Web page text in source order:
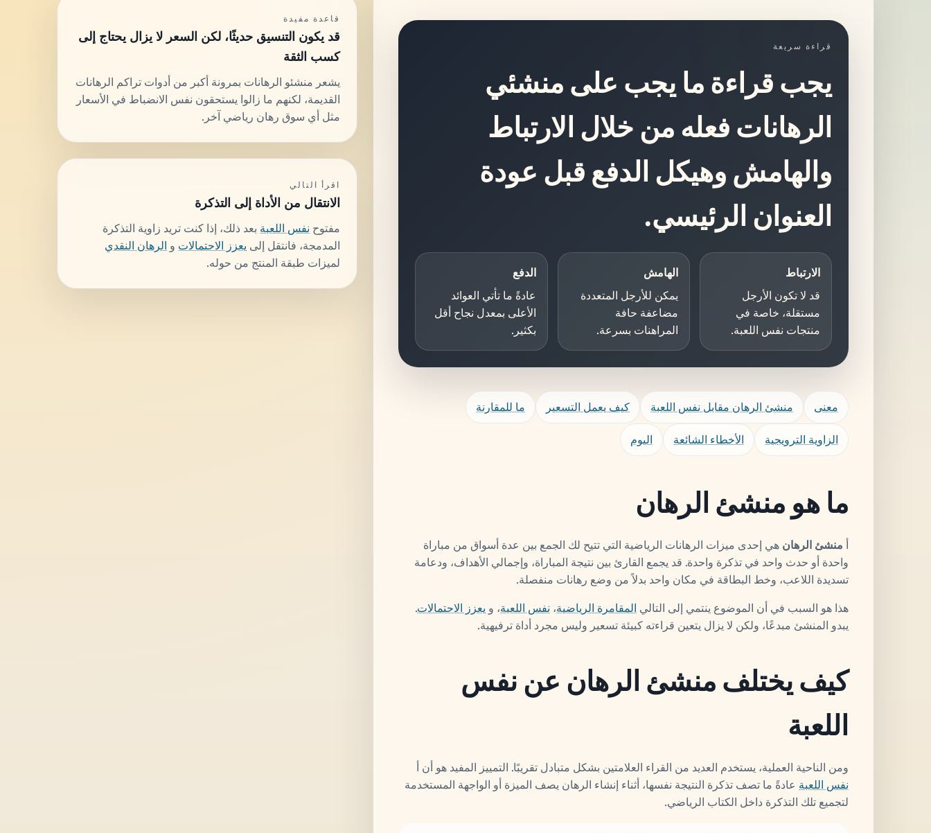
قراءة سريعة
يجب قراءة ما يجب على منشئي
الرهانات فعله من خلال الارتباط
والهامش وهيكل الدفع قبل عودة
العنوان الرئيسي.
الارتباط
قد لا تكون الأرجل
مستقلة، خاصة في
منتجات نفس اللعبة.
الهامش
يمكن للأرجل المتعددة
مضاعفة حافة
المراهنات بسرعة.
الدفع
عادةً ما تأتي العوائد
الأعلى بمعدل نجاح أقل
بكثير.
معنى منشئ الرهان مقابل نفس اللعبة كيف يعمل التسعير ما للمقارنة
الزاوية الترويجية الأخطاء الشائعة اليوم
ما هو منشئ الرهان
أ منشئ الرهان هي إحدى ميزات الرهانات الرياضية التي تتيح لك الجمع بين عدة أسواق من مباراة
واحدة أو حدث واحد في تذكرة واحدة. قد يجمع القارئ بين نتيجة المباراة، وإجمالي الأهداف، ودعامة
تسديدة اللاعب، وخط البطاقة في مكان واحد بدلاً من وضع رهانات منفصلة.
هذا هو السبب في أن الموضوع ينتمي إلى التالي المقامرة الرياضية، نفس اللعبة، و يعزز الاحتمالات.
يبدو المنشئ مبدعًا، ولكن لا يزال يتعين قراءته كبيئة تسعير وليس مجرد أداة ترفيهية.
كيف يختلف منشئ الرهان عن نفس
اللعبة
ومن الناحية العملية، يستخدم العديد من القراء العلامتين بشكل متبادل تقريبًا. التمييز المفيد هو أن أ
نفس اللعبة عادةً ما تصف تذكرة النتيجة نفسها، أثناء إنشاء الرهان يصف الميزة أو الواجهة المستخدمة
لتجميع تلك التذكرة داخل الكتاب الرياضي.
قاعدة مفيدة
قد يكون التنسيق حديثًا، لكن السعر لا يزال يحتاج إلى
كسب الثقة
يشعر منشئو الرهانات بمرونة أكبر من أدوات تراكم الرهانات
القديمة، لكنهم ما زالوا يستحقون نفس الانضباط في الأسعار
مثل أي سوق رهان رياضي آخر.
اقرأ التالي
الانتقال من الأداة إلى التذكرة
مفتوح نفس اللعبة بعد ذلك، إذا كنت تريد زاوية التذكرة
المدمجة، فانتقل إلى يعزز الاحتمالات و الرهان النقدي
لميزات طبقة المنتج من حوله.